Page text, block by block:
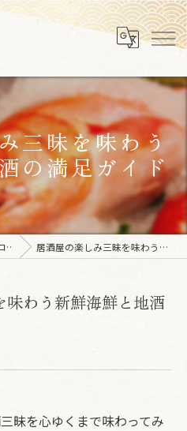
三昧を味わう
の満足ガイド
ム 居酒屋の楽しみ三昧を味わう新鮮海鮮と地酒の満足ガイド
味わう新鮮海鮮と地酒
昧を心ゆくまで味わってみ